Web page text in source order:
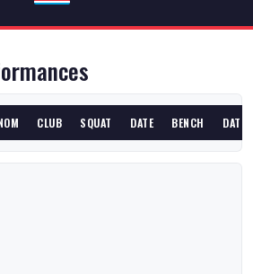
CLUB SQUAT DATE BENCH DATE